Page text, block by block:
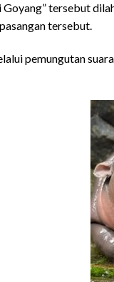
tersebut
tersebut.
pemungutan